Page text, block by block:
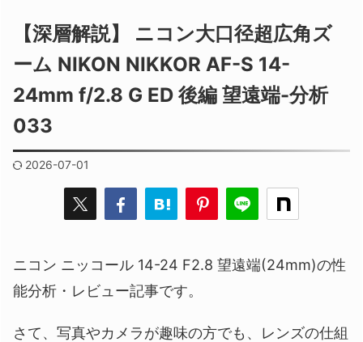
【深層解説】 ニコン大口径超広角ズ
ーム NIKON NIKKOR AF-S 14-
24mm f/2.8 G ED 後編 望遠端-分析
033
2026-07-01
ニコン ニッコール 14-24 F2.8 望遠端(24mm)の性
能分析・レビュー記事です。
さて、写真やカメラが趣味の方でも、レンズの仕組